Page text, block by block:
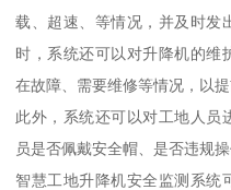
载、超速、等情况，并及时发
时，系统还可以对升降机的维
在故障、需要维修等情况，以提
此外，系统还可以对工地人员
员是否佩戴安全帽、是否违规
智慧工地升降机安全监测系统